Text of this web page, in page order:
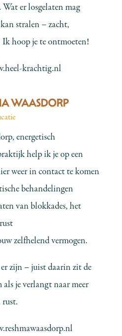
er losgelaten mag
stralen – zacht,
hoop je te ontmoeten!
krachtig.nl
WAASDORP
energetisch
help ik je op een
weer in contact te komen
behandelingen
van blokkades, het
zelfhelend vermogen.
zijn – juist daarin zit de
je verlangt naar meer